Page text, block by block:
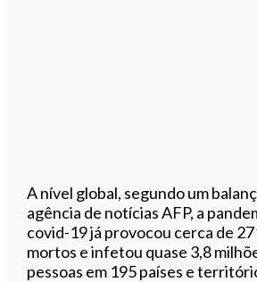
A nível global, segundo um
agência de notícias AFP, a
covid-19 já provocou cerca de
mortos e infetou quase 3,8
pessoas em 195 países e